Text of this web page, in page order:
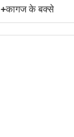
+कागज के बक्से